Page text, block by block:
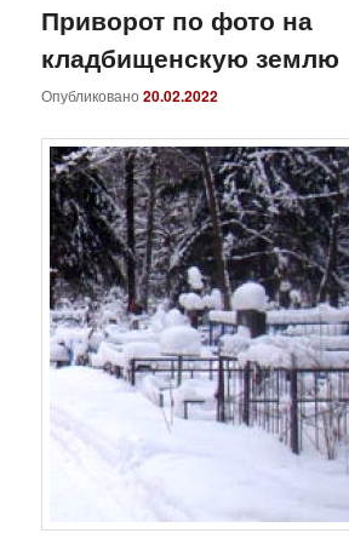
Приворот по фото на
кладбищенскую землю
Опубликовано20.02.2022